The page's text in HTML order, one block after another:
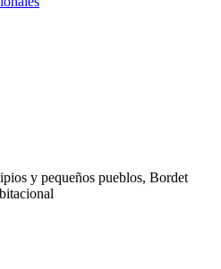
y pequeños pueblos, Bordet